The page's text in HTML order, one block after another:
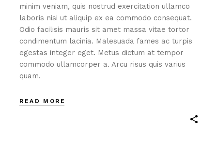
minim veniam, quis nostrud exercitation ullamco
laboris nisi ut aliquip ex ea commodo consequat.
Odio facilisis mauris sit amet massa vitae tortor
condimentum lacinia. Malesuada fames ac turpis
egestas integer eget. Metus dictum at tempor
commodo ullamcorper a. Arcu risus quis varius
quam.
READ MORE